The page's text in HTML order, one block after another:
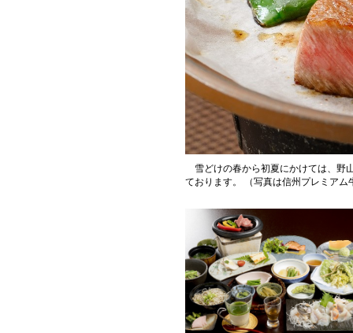
雪どけの春から初夏にかけては、野
ております。 （写真は信州プレミアム